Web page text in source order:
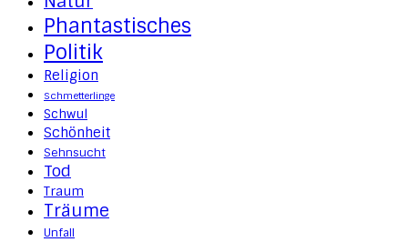
Phantastisches
Politik
Religion
Schmetterlinge
Schwul
Schönheit
Sehnsucht
Tod
Traum
Träume
Unfall